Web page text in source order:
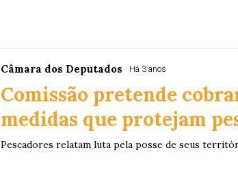
Câmara dos Deputados Há 3 anos
Comissão pretende
medidas que protejam
Pescadores relatam luta pela posse de seus